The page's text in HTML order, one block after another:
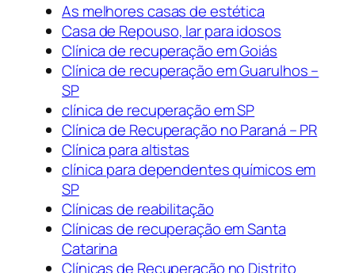
As melhores casas de estética
Casa de Repouso, lar para idosos
Clínica de recuperação em Goiás
Clínica de recuperação em Guarulhos –
SP
clínica de recuperação em SP
Clínica de Recuperação no Paraná – PR
Clínica para altistas
clínica para dependentes químicos em
SP
Clínicas de reabilitação
Clínicas de recuperação em Santa
Catarina
Clínicas de Recuperação no Distrito